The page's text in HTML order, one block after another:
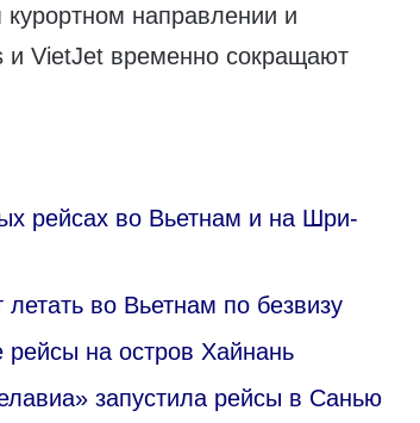
направлении и
и VietJet временно сокращают
рейсах во Вьетнам и на Шри-
во Вьетнам по безвизу
на остров Хайнань
запустила рейсы в Санью